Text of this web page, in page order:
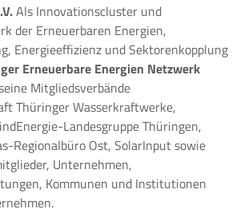
Als Innovationscluster und
der Erneuerbaren Energien,
Energieeffizienz und Sektorenkopplung
Erneuerbare Energien Netzwerk
Mitgliedsverbände
Thüringer Wasserkraftwerke,
Landesgruppe Thüringen,
Regionalbüro Ost, SolarInput sowie
Unternehmen,
Kommunen und Institutionen